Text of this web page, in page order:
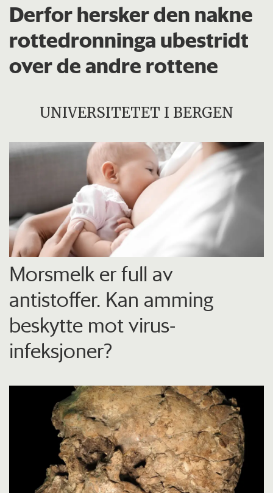
Derfor hersker den nakne
rottedronninga ubestridt
over de andre rottene
UNIVERSITETET I BERGEN
Morsmelk er full av
antistoffer. Kan amming
beskytte mot virus-
infeksjoner?